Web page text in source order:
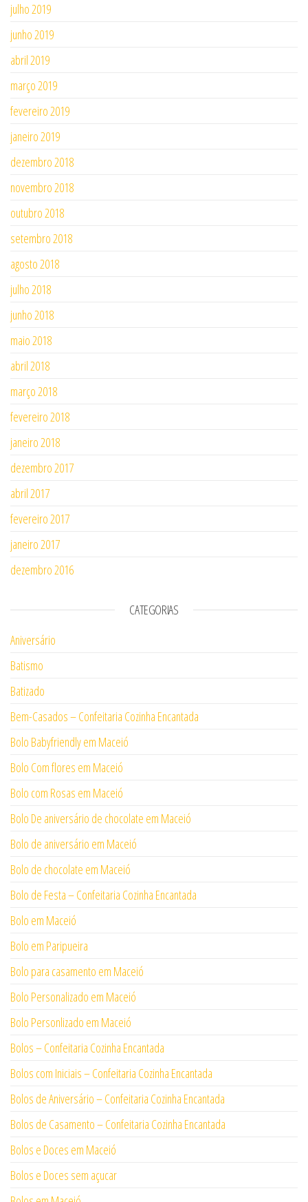
julho 2019
junho 2019
abril 2019
março 2019
fevereiro 2019
janeiro 2019
dezembro 2018
novembro 2018
outubro 2018
setembro 2018
agosto 2018
julho 2018
junho 2018
maio 2018
abril 2018
março 2018
fevereiro 2018
janeiro 2018
dezembro 2017
abril 2017
fevereiro 2017
janeiro 2017
dezembro 2016
CATEGORIAS
Aniversário
Batismo
Batizado
Bem-Casados – Confeitaria Cozinha Encantada
Bolo Babyfriendly em Maceió
Bolo Com flores em Maceió
Bolo com Rosas em Maceió
Bolo De aniversário de chocolate em Maceió
Bolo de aniversário em Maceió
Bolo de chocolate em Maceió
Bolo de Festa – Confeitaria Cozinha Encantada
Bolo em Maceió
Bolo em Paripueira
Bolo para casamento em Maceió
Bolo Personalizado em Maceió
Bolo Personlizado em Maceió
Bolos – Confeitaria Cozinha Encantada
Bolos com Iniciais – Confeitaria Cozinha Encantada
Bolos de Aniversário – Confeitaria Cozinha Encantada
Bolos de Casamento – Confeitaria Cozinha Encantada
Bolos e Doces em Maceió
Bolos e Doces sem açucar